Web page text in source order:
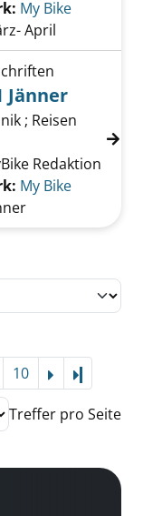
My Bike
April
2025/01
Jänner
; Reisen
Redaktion
My Bike
10
Treffer pro Seite